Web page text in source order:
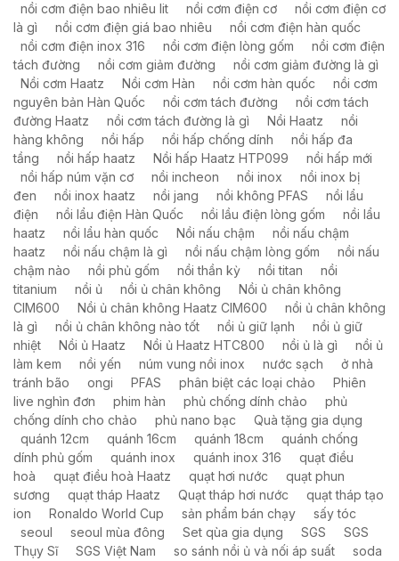
nồi cơm điện bao nhiêu lit
nồi cơm điện cơ
nồi cơm điện cơ
là gì
nồi cơm điện giá bao nhiêu
nồi cơm điện hàn quốc
nồi cơm điện inox 316
nồi cơm điện lòng gốm
nồi cơm điện
tách đường
nồi cơm giảm đường
nồi cơm giảm đường là gì
Nồi cơm Haatz
Nồi cơm Hàn nồi cơm hàn quốc
nồi cơm
nguyên bản Hàn Quốc
nồi cơm tách đường
nồi cơm tách
đường Haatz
nồi cơm tách đường là gì Nồi Haatz
nồi
hàng không
nồi hấp nồi hấp chống dính
nồi hấp đa
tầng
nồi hấp haatz Nồi hấp Haatz HTP099
nồi hấp mới
nồi hấp núm vặn cơ
nồi incheon nồi inox
nồi inox bị
đen
nồi inox haatz nồi jang nồi không PFAS
nồi lẩu
điện
nồi lẩu điện Hàn Quốc nồi lầu điện lòng gốm
nồi lẩu
haatz
nồi lẩu hàn quốc Nồi nấu chậm
nồi nấu chậm
haatz
nồi nấu chậm là gì nồi nấu chậm lòng gốm
nồi nấu
chậm nào
nồi phủ gốm nồi thần kỳ nồi titan
nồi
titanium
nồi ủ nồi ủ chân không
Nồi ủ chân không
CIM600
Nồi ủ chân không Haatz CIM600
nồi ủ chân không
là gì
nồi ủ chân không nào tốt nồi ủ giữ lạnh
nồi ủ giữ
nhiệt
Nồi ủ Haatz Nồi ủ Haatz HTC800 nồi ủ là gì
nồi ủ
làm kem
nồi yến núm vung nồi inox nước sạch
ở nhà
tránh bão
ongi PFAS phân biệt các loại chảo
Phiên
live nghìn đơn
phim hàn phủ chống dính chảo
phủ
chống dính cho chảo
phủ nano bạc
Quà tặng gia dụng
quánh 12cm
quánh 16cm quánh 18cm
quánh chống
dính phủ gốm
quánh inox quánh inox 316
quạt điều
hoà
quạt điều hoà Haatz quạt hơi nước
quạt phun
sương
quạt tháp Haatz Quạt tháp hơi nước
quạt tháp tạo
ion
Ronaldo World Cup sản phẩm bán chạy
sấy tóc
seoul
seoul mùa đông Set qùa gia dụng SGS
SGS
Thụy Sĩ
SGS Việt Nam so sánh nồi ủ và nối áp suất
soda